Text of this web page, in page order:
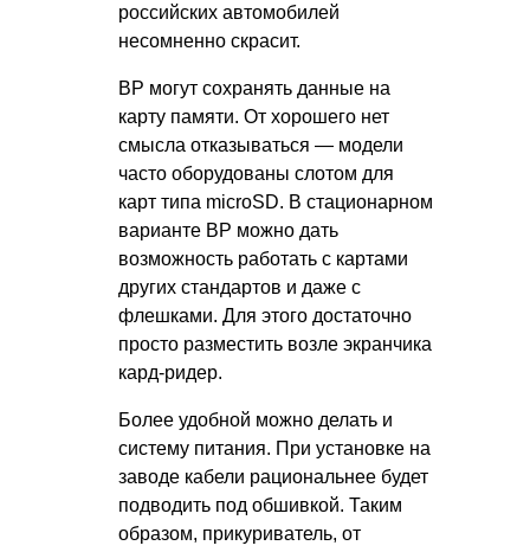
российских автомобилей
несомненно скрасит.
ВР могут сохранять данные на
карту памяти. От хорошего нет
смысла отказываться — модели
часто оборудованы слотом для
карт типа microSD. В стационарном
варианте ВР можно дать
возможность работать с картами
других стандартов и даже с
флешками. Для этого достаточно
просто разместить возле экранчика
кард-ридер.
Более удобной можно делать и
систему питания. При установке на
заводе кабели рациональнее будет
подводить под обшивкой. Таким
образом, прикуриватель, от